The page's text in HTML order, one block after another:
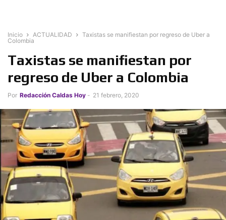
Inicio ACTUALIDAD
Taxistas se manifiestan por regreso de Uber a
Colombia
Taxistas se manifiestan por
regreso de Uber a Colombia
Por Redacción Caldas Hoy - 21 febrero, 2020